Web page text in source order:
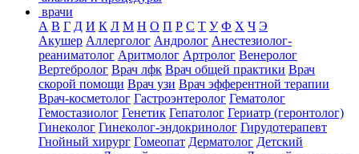
врачи
А В Г Д И К Л М Н О П Р С Т У Ф Х Ч Э
Акушер Аллерголог Андролог Анестезиолог-
реаниматолог Аритмолог Артролог Венеролог
Вертебролог Врач лфк Врач общей практики Врач
скорой помощи Врач узи Врач эфферентной терапии
Врач-косметолог Гастроэнтеролог Гематолог
Гемостазиолог Генетик Гепатолог Гериатр (геронтолог)
Гинеколог Гинеколог-эндокринолог Гирудотерапевт
Гнойный хирург Гомеопат Дерматолог Детский